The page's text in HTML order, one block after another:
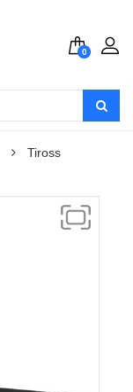
0
Tiross